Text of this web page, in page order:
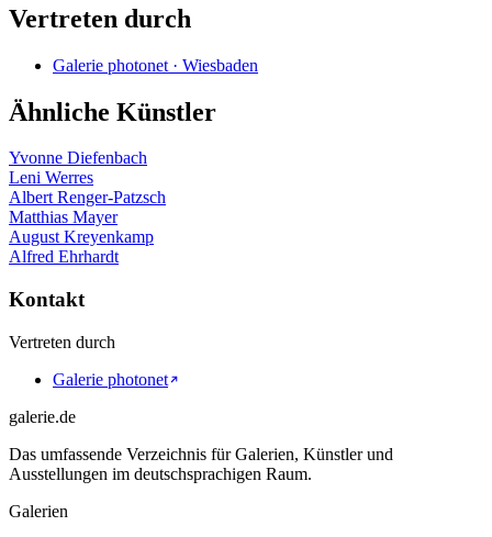
Vertreten durch
Galerie photonet · Wiesbaden
Ähnliche Künstler
Yvonne Diefenbach
Leni Werres
Albert Renger-Patzsch
Matthias Mayer
August Kreyenkamp
Alfred Ehrhardt
Kontakt
Vertreten durch
Galerie photonet
galerie.de
Das umfassende Verzeichnis für Galerien, Künstler und
Ausstellungen im deutschsprachigen Raum.
Galerien